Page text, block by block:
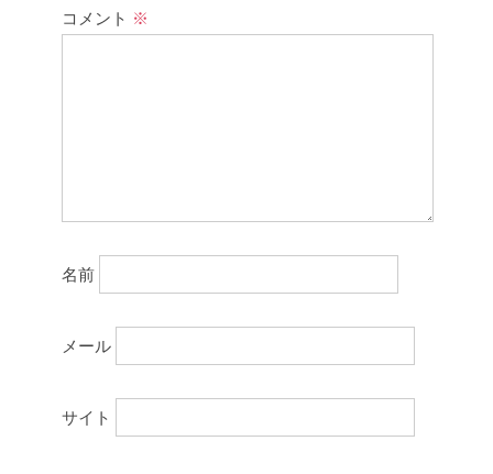
コメント ※
名前
メール
サイト